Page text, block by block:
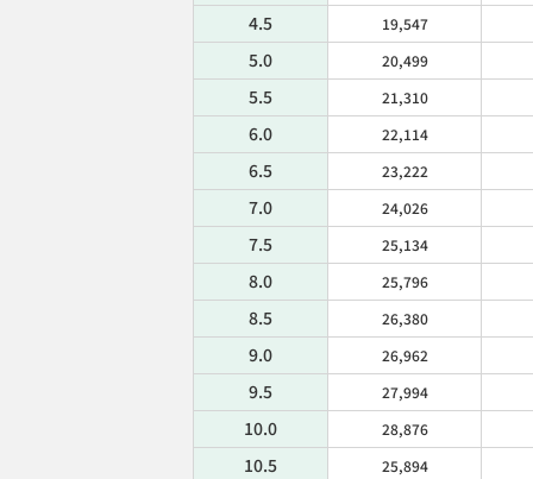
4.5 19,547
5.0 20,499
5.5 21,310
6.0 22,114
6.5 23,222
7.0 24,026
7.5 25,134
8.0 25,796
8.5 26,380
9.0 26,962
9.5 27,994
10.0 28,876
10.5 25,894